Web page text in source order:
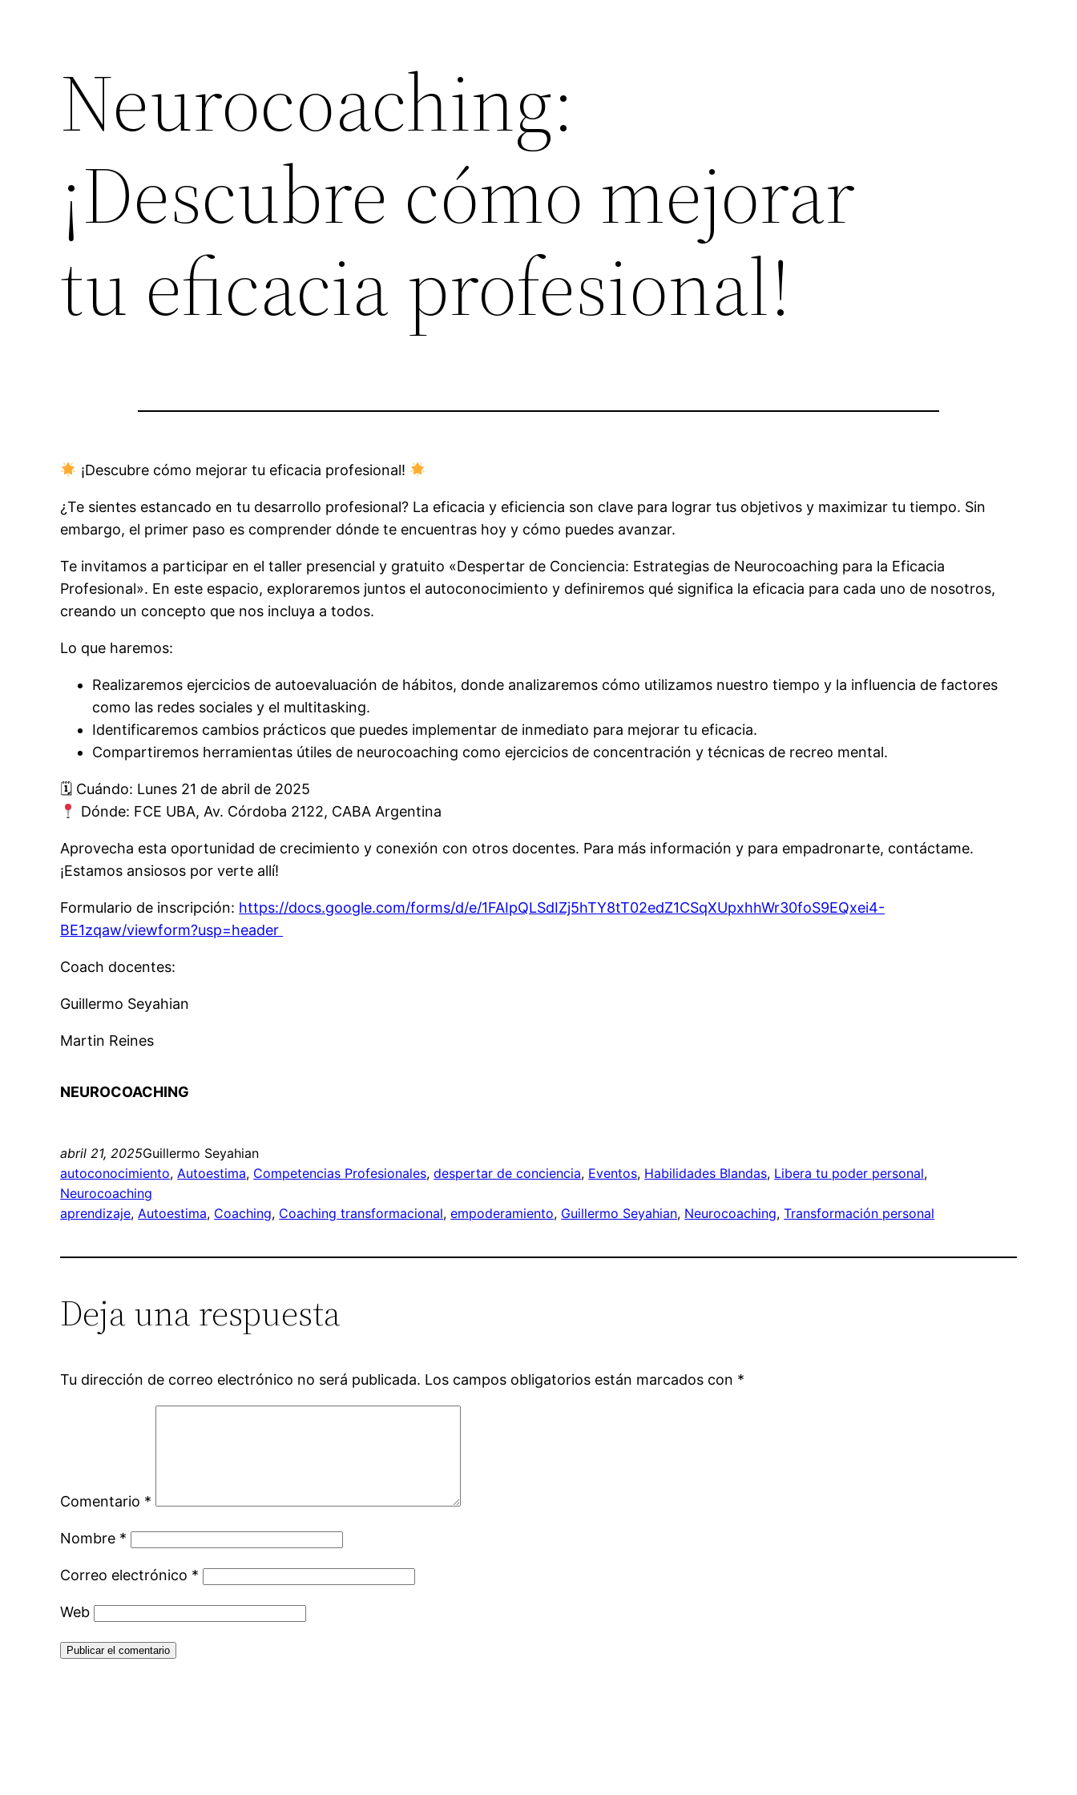
Neurocoaching:
¡Descubre cómo mejorar
tu eficacia profesional!
¡Descubre cómo mejorar tu eficacia profesional!
¿Te sientes estancado en tu desarrollo profesional? La eficacia y eficiencia son clave para lograr tus objetivos y maximizar tu tiempo. Sin
embargo, el primer paso es comprender dónde te encuentras hoy y cómo puedes avanzar.
Te invitamos a participar en el taller presencial y gratuito «Despertar de Conciencia: Estrategias de Neurocoaching para la Eficacia
Profesional». En este espacio, exploraremos juntos el autoconocimiento y definiremos qué significa la eficacia para cada uno de nosotros,
creando un concepto que nos incluya a todos.
Lo que haremos:
Realizaremos ejercicios de autoevaluación de hábitos, donde analizaremos cómo utilizamos nuestro tiempo y la influencia de factores
como las redes sociales y el multitasking.
Identificaremos cambios prácticos que puedes implementar de inmediato para mejorar tu eficacia.
Compartiremos herramientas útiles de neurocoaching como ejercicios de concentración y técnicas de recreo mental.
🗓 Cuándo: Lunes 21 de abril de 2025
Dónde: FCE UBA, Av. Córdoba 2122, CABA Argentina
Aprovecha esta oportunidad de crecimiento y conexión con otros docentes. Para más información y para empadronarte, contáctame.
¡Estamos ansiosos por verte allí!
Formulario de inscripción: https://docs.google.com/forms/d/e/1FAIpQLSdIZj5hTY8tT02edZ1CSqXUpxhhWr30foS9EQxei4-
BE1zqaw/viewform?usp=header
Coach docentes:
Guillermo Seyahian
Martin Reines
NEUROCOACHING
abril 21, 2025Guillermo Seyahian
autoconocimiento, Autoestima, Competencias Profesionales, despertar de conciencia, Eventos, Habilidades Blandas, Libera tu poder personal
Neurocoaching
aprendizaje, Autoestima, Coaching, Coaching transformacional, empoderamiento, Guillermo Seyahian, Neurocoaching, Transformación personal
Deja una respuesta
Tu dirección de correo electrónico no será publicada. Los campos obligatorios están marcados con *
Comentario *
Nombre *
Correo electrónico *
Web